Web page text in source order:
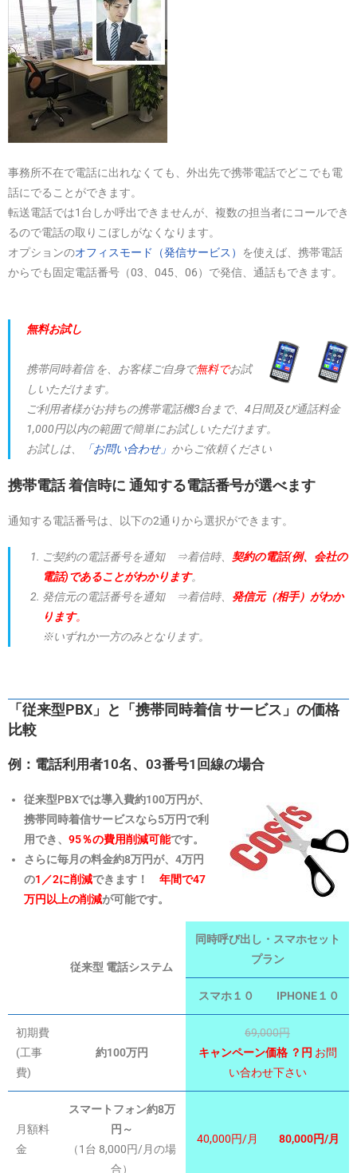
事務所不在で電話に出れなくても、外出先で携帯電話でどこでも電
話にでることができます。
転送電話では1台しか呼出できませんが、複数の担当者にコールでき
るので電話の取りこぼしがなくなります。
オプションのオフィスモード（発信サービス）
を使えば、携帯電話
からでも固定電話番号（03、045、06）で発信、通話もできます。
無料お試し
携帯同時着信 を、お客様ご自身で無料でお試
しいただけます。
ご利用者様がお持ちの携帯電話機3台まで、4日間及び通話料金
1,000円以内の範囲で簡単にお試しいただけます。
お試しは、
「お問い合わせ」 からご依頼ください
携帯電話 着信時に 通知する電話番号が選べます
通知する電話番号は、以下の2通りから選択ができます。
ご契約の電話番号を通知 ⇒着信時、 契約の電話(例、会社の
電話)であることがわかります。
発信元の電話番号を通知 ⇒着信時、 発信元（相手）がわか
ります。
※いずれか一方のみとなります。
「従来型PBX」と「携帯同時着信 サービス」の価格
比較
例：電話利用者10名、03番号1回線の場合
従来型PBXでは導入費約100万円が、
携帯同時着信サービスなら5万円で利
用でき、 95％の費用削減可能です。
さらに毎月の料金約8万円が、4万円
の1／2に削減できます！ 年間で47
万円以上の削減が可能です。
従来型 電話システム
同時呼び出し・スマホセット
プラン
スマホ１０ IPHONE１０
初期費
(工事
費)
約100万円
69,000円
キャンペーン価格 ？円 お問
い合わせ下さい
月額料
金
スマートフォン約8万
円～
（1台 8,000円/月の場
合）
40,000円/月 80,000円/月